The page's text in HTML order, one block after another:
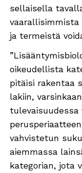
sellaisella
ja termeistä
oikeudellista
pitäisi rakentaa
lakiin,
tulevaisuudessa
vahvistetun
aiemmassa
kategorian, jota